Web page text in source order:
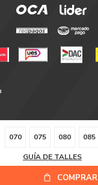
070 075 080 085
GUÍA DE TALLES
COMPRAR